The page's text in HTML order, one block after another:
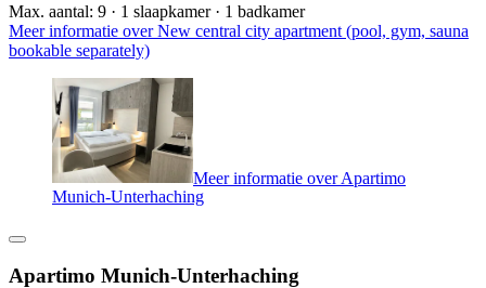
Max. aantal: 9 · 1 slaapkamer · 1 badkamer
Meer informatie over New central city apartment (pool, gym, sauna
bookable separately)
Meer informatie over Apartimo
Munich-Unterhaching
Apartimo Munich-Unterhaching